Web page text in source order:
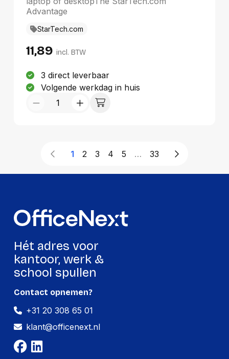
Advantage
StarTech.com
11,89 incl. BTW
3 direct leverbaar
Volgende werkdag in huis
1 2 3 4 5 … 33
Hét adres voor
kantoor, werk &
school spullen
Contact opnemen?
+31 20 308 65 01
klant@officenext.nl